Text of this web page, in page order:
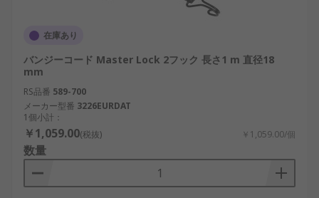
在庫あり
バンジーコード Master Lock 2フック 長さ1 m 直径18
mm
RS品番 589-700
メーカー型番 3226EURDAT
1個小計：
￥1,059.00(税抜) ￥1,059.00/個
数量